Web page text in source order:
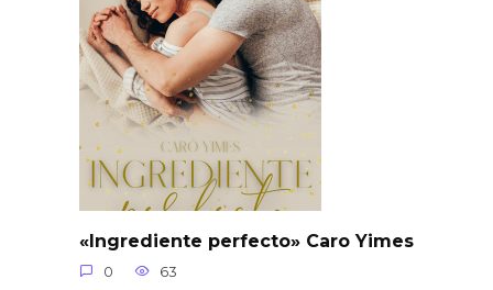
«Ingrediente perfecto» Caro Yimes
0 63